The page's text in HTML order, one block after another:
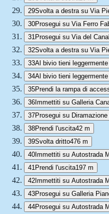
29Svolta a destra su Via
30Prosegui su Via Ferro
31 Prosegui su Via del
32Svolta a destra su Via
33Al bivio tieni
34Al bivio tieni
35Prendi la rampa di
36Immettiti su Galleria
37Prosegui su
38Prendi l'uscita42 m
39Svolta dritto476 m
40Immettiti su Autostrada
41 Prendi l'uscita197 m
42Immettiti su Autostrada
43Prosegui su Galleria
44Prosegui su Autostrada